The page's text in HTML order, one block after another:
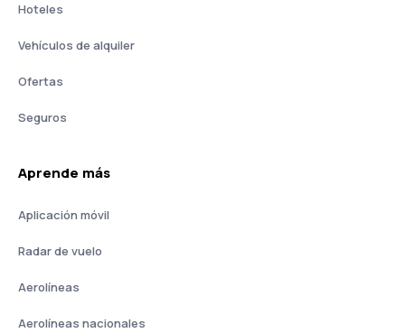
Hoteles
Vehículos de alquiler
Ofertas
Seguros
Aprende más
Aplicación móvil
Radar de vuelo
Aerolíneas
Aerolíneas nacionales